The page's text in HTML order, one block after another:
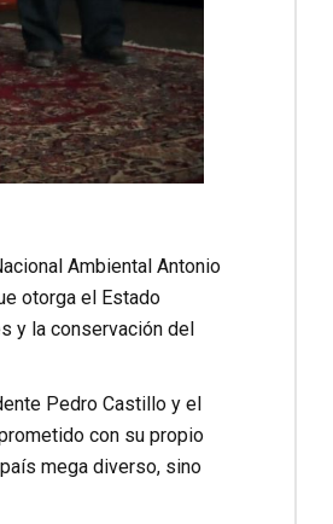
Ambiental Antonio
otorga el Estado
y la conservación del
Pedro Castillo y el
con su propio
mega diverso, sino